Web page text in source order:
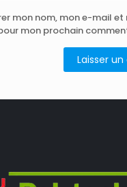
mon nom, mon e-mail
mon prochain